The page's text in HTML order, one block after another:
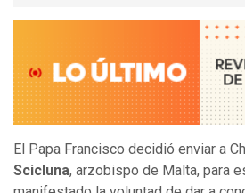
El Papa Francisco decidió enviar a
Scicluna, arzobispo de Malta, para